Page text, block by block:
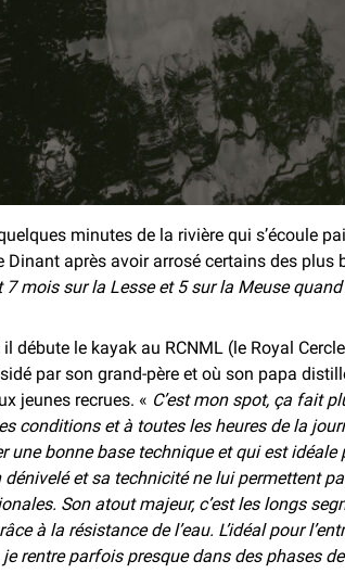
minutes de la rivière qui s’écoule
Dinant après avoir arrosé certains des
mois sur la Lesse et 5 sur la Meuse quand
débute le kayak au RCNML (le Royal
par son grand-père et où son papa
jeunes recrues. « C’est mon spot, ça fait
conditions et à toutes les heures de la
une bonne base technique et qui est idéale
et sa technicité ne lui permettent
Son atout majeur, c’est les longs
à la résistance de l’eau. L’idéal pour
rentre parfois presque dans des phases de